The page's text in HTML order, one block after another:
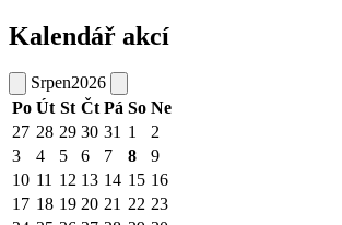
Kalendář akcí
Srpen2026
Po Út St Čt Pá So Ne
27 28 29 30 31 1
2
3
4 5 6 7 8
9
10 11 12 13 14 15 16
17 18 19 20 21 22 23